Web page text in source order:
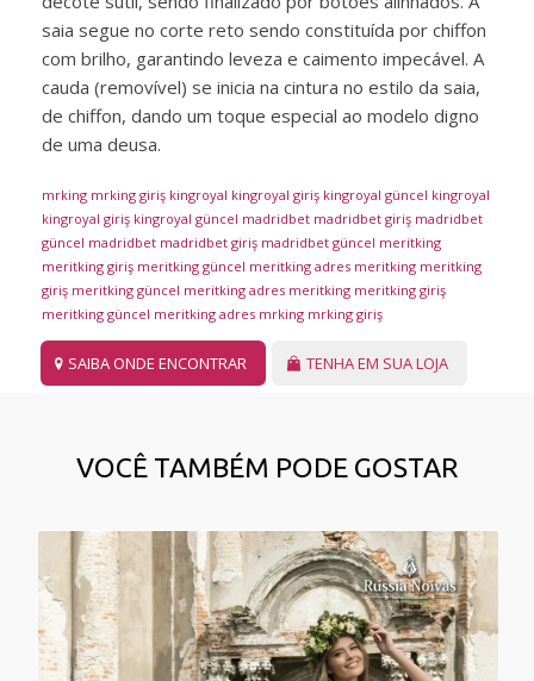
saia segue no corte reto sendo constituída por chiffon
com brilho, garantindo leveza e caimento impecável. A
cauda (removível) se inicia na cintura no estilo da saia,
de chiffon, dando um toque especial ao modelo digno
de uma deusa.
mrking mrking giriş kingroyal kingroyal giriş kingroyal güncel kingroyal
kingroyal giriş kingroyal güncel madridbet madridbet giriş madridbet
güncel madridbet madridbet giriş madridbet güncel meritking
meritking giriş meritking güncel meritking adres meritking meritking
giriş meritking güncel meritking adres meritking meritking giriş
meritking güncel meritking adres mrking mrking giriş
SAIBA ONDE ENCONTRAR TENHA EM SUA LOJA
VOCÊ TAMBÉM PODE GOSTAR